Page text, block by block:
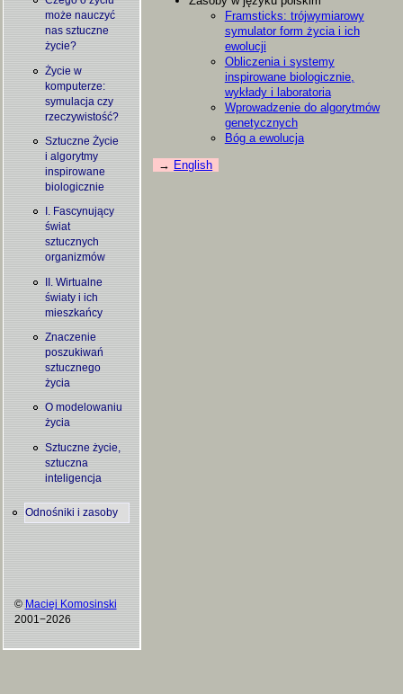
może nauczyć
nas sztuczne
życie?
Życie w
komputerze:
symulacja czy
rzeczywistość?
Sztuczne Życie
i algorytmy
inspirowane
biologicznie
I. Fascynujący
świat
sztucznych
organizmów
II. Wirtualne
światy i ich
mieszkańcy
Znaczenie
poszukiwań
sztucznego
życia
O modelowaniu
życia
Sztuczne życie,
sztuczna
inteligencja
Odnośniki i zasoby
© Maciej Komosinski
2001−2026
Framsticks: trójwymiarowy
symulator form życia i ich
ewolucji
Obliczenia i systemy
inspirowane biologicznie,
wykłady i laboratoria
Wprowadzenie do algorytmów
genetycznych
Bóg a ewolucja
English